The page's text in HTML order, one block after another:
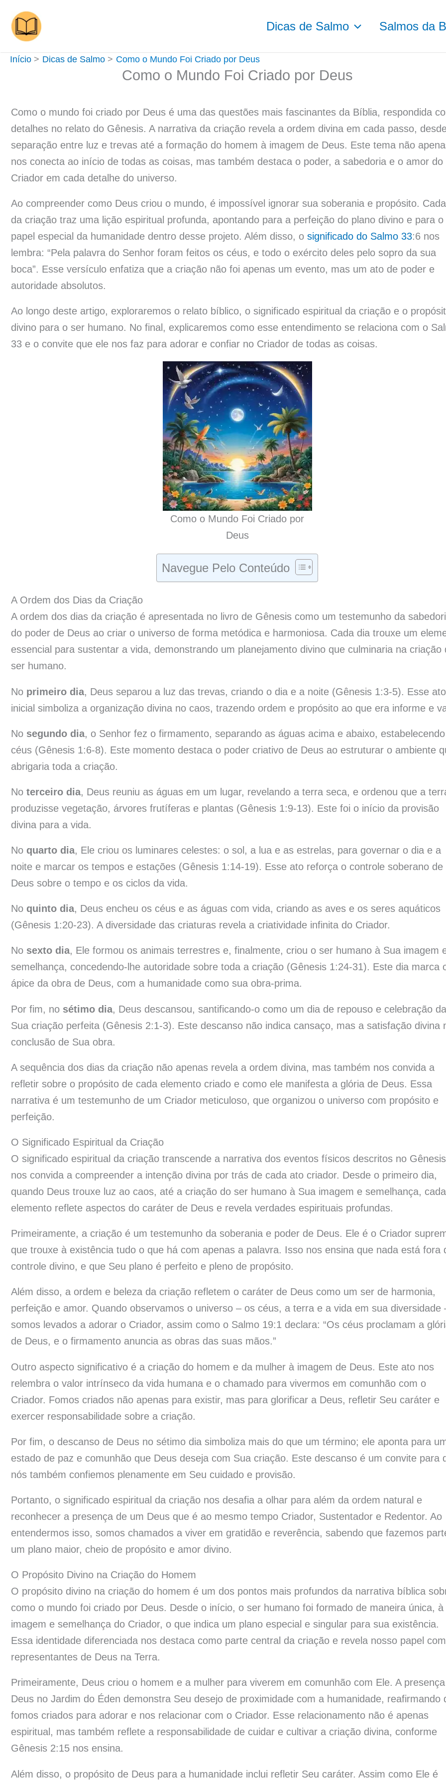
para
conteúdo
Dicas de Salmo Salmos da
Início Dicas de Salmo Como o Mundo Foi Criado por Deus
Como o Mundo Foi Criado por Deus
Como o mundo foi criado por Deus é uma das questões mais fascinantes da Bíblia, respondida
detalhes no relato do Gênesis. A narrativa da criação revela a ordem divina em cada passo,
separação entre luz e trevas até a formação do homem à imagem de Deus. Este tema não
nos conecta ao início de todas as coisas, mas também destaca o poder, a sabedoria e o amor do
Criador em cada detalhe do universo.
Ao compreender como Deus criou o mundo, é impossível ignorar sua soberania e propósito.
da criação traz uma lição espiritual profunda, apontando para a perfeição do plano divino e para o
papel especial da humanidade dentro desse projeto. Além disso, o significado do Salmo 33:6 nos
lembra: “Pela palavra do Senhor foram feitos os céus, e todo o exército deles pelo sopro da sua
boca”. Esse versículo enfatiza que a criação não foi apenas um evento, mas um ato de poder e
autoridade absolutos.
Ao longo deste artigo, exploraremos o relato bíblico, o significado espiritual da criação e o
divino para o ser humano. No final, explicaremos como esse entendimento se relaciona com o
33 e o convite que ele nos faz para adorar e confiar no Criador de todas as coisas.
Como o Mundo Foi Criado por
Deus
Navegue Pelo Conteúdo
A Ordem dos Dias da Criação
A ordem dos dias da criação é apresentada no livro de Gênesis como um testemunho da
do poder de Deus ao criar o universo de forma metódica e harmoniosa. Cada dia trouxe um
essencial para sustentar a vida, demonstrando um planejamento divino que culminaria na criação
ser humano.
No primeiro dia, Deus separou a luz das trevas, criando o dia e a noite (Gênesis 1:3-5). Esse ato
inicial simboliza a organização divina no caos, trazendo ordem e propósito ao que era informe e
No segundo dia, o Senhor fez o firmamento, separando as águas acima e abaixo,
céus (Gênesis 1:6-8). Este momento destaca o poder criativo de Deus ao estruturar o ambiente
abrigaria toda a criação.
No terceiro dia, Deus reuniu as águas em um lugar, revelando a terra seca, e ordenou que a
produzisse vegetação, árvores frutíferas e plantas (Gênesis 1:9-13). Este foi o início da provisão
divina para a vida.
No quarto dia, Ele criou os luminares celestes: o sol, a lua e as estrelas, para governar o dia e a
noite e marcar os tempos e estações (Gênesis 1:14-19). Esse ato reforça o controle soberano de
Deus sobre o tempo e os ciclos da vida.
No quinto dia, Deus encheu os céus e as águas com vida, criando as aves e os seres aquáticos
(Gênesis 1:20-23). A diversidade das criaturas revela a criatividade infinita do Criador.
No sexto dia, Ele formou os animais terrestres e, finalmente, criou o ser humano à Sua imagem
semelhança, concedendo-lhe autoridade sobre toda a criação (Gênesis 1:24-31). Este dia marca
ápice da obra de Deus, com a humanidade como sua obra-prima.
Por fim, no sétimo dia, Deus descansou, santificando-o como um dia de repouso e celebração da
Sua criação perfeita (Gênesis 2:1-3). Este descanso não indica cansaço, mas a satisfação divina
conclusão de Sua obra.
A sequência dos dias da criação não apenas revela a ordem divina, mas também nos convida a
refletir sobre o propósito de cada elemento criado e como ele manifesta a glória de Deus. Essa
narrativa é um testemunho de um Criador meticuloso, que organizou o universo com propósito e
perfeição.
O Significado Espiritual da Criação
O significado espiritual da criação transcende a narrativa dos eventos físicos descritos no
nos convida a compreender a intenção divina por trás de cada ato criador. Desde o primeiro dia,
quando Deus trouxe luz ao caos, até a criação do ser humano à Sua imagem e semelhança, cada
elemento reflete aspectos do caráter de Deus e revela verdades espirituais profundas.
Primeiramente, a criação é um testemunho da soberania e poder de Deus. Ele é o Criador
que trouxe à existência tudo o que há com apenas a palavra. Isso nos ensina que nada está fora
controle divino, e que Seu plano é perfeito e pleno de propósito.
Além disso, a ordem e beleza da criação refletem o caráter de Deus como um ser de harmonia,
perfeição e amor. Quando observamos o universo – os céus, a terra e a vida em sua diversidade
somos levados a adorar o Criador, assim como o Salmo 19:1 declara: “Os céus proclamam a
de Deus, e o firmamento anuncia as obras das suas mãos.”
Outro aspecto significativo é a criação do homem e da mulher à imagem de Deus. Este ato nos
relembra o valor intrínseco da vida humana e o chamado para vivermos em comunhão com o
Criador. Fomos criados não apenas para existir, mas para glorificar a Deus, refletir Seu caráter e
exercer responsabilidade sobre a criação.
Por fim, o descanso de Deus no sétimo dia simboliza mais do que um término; ele aponta para
estado de paz e comunhão que Deus deseja com Sua criação. Este descanso é um convite para
nós também confiemos plenamente em Seu cuidado e provisão.
Portanto, o significado espiritual da criação nos desafia a olhar para além da ordem natural e
reconhecer a presença de um Deus que é ao mesmo tempo Criador, Sustentador e Redentor. Ao
entendermos isso, somos chamados a viver em gratidão e reverência, sabendo que fazemos
um plano maior, cheio de propósito e amor divino.
O Propósito Divino na Criação do Homem
O propósito divino na criação do homem é um dos pontos mais profundos da narrativa bíblica
como o mundo foi criado por Deus. Desde o início, o ser humano foi formado de maneira única, à
imagem e semelhança do Criador, o que indica um plano especial e singular para sua existência.
Essa identidade diferenciada nos destaca como parte central da criação e revela nosso papel
representantes de Deus na Terra.
Primeiramente, Deus criou o homem e a mulher para viverem em comunhão com Ele. A
Deus no Jardim do Éden demonstra Seu desejo de proximidade com a humanidade, reafirmando
fomos criados para adorar e nos relacionar com o Criador. Esse relacionamento não é apenas
espiritual, mas também reflete a responsabilidade de cuidar e cultivar a criação divina, conforme
Gênesis 2:15 nos ensina.
Além disso, o propósito de Deus para a humanidade inclui refletir Seu caráter. Assim como Ele é